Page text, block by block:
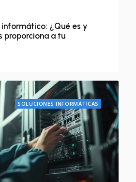
¿Qué es y
proporciona a tu
SOLUCIONES INFORMÁTICAS